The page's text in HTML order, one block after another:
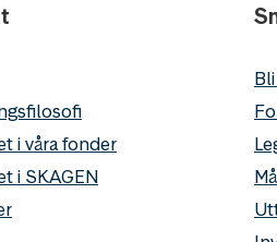
i våra fonder
i SKAGEN